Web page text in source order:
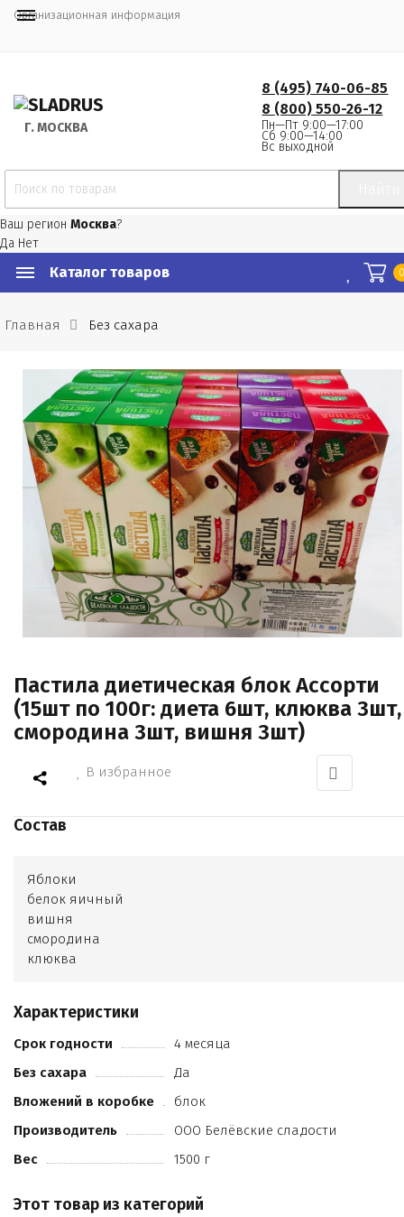
Организационная информация
Г. МОСКВА
8 (495) 740-06-85
8 (800) 550-26-12
Пн—Пт 9:00—17:00
Сб 9:00—14:00
Вс выходной
Ваш регион Москва?
Да Нет
Каталог товаров
Главная Без сахара
Пастила диетическая блок Ассорти
(15шт по 100г: диета 6шт, клюква 3шт,
смородина 3шт, вишня 3шт)
В избранное
Состав
Яблоки
белок яичный
вишня
смородина
клюква
Характеристики
Срок годности
4 месяца
Без сахара
Да
Вложений в коробке
блок
Производитель
ООО Белёвские сладости
Вес
1500 г
Этот товар из категорий